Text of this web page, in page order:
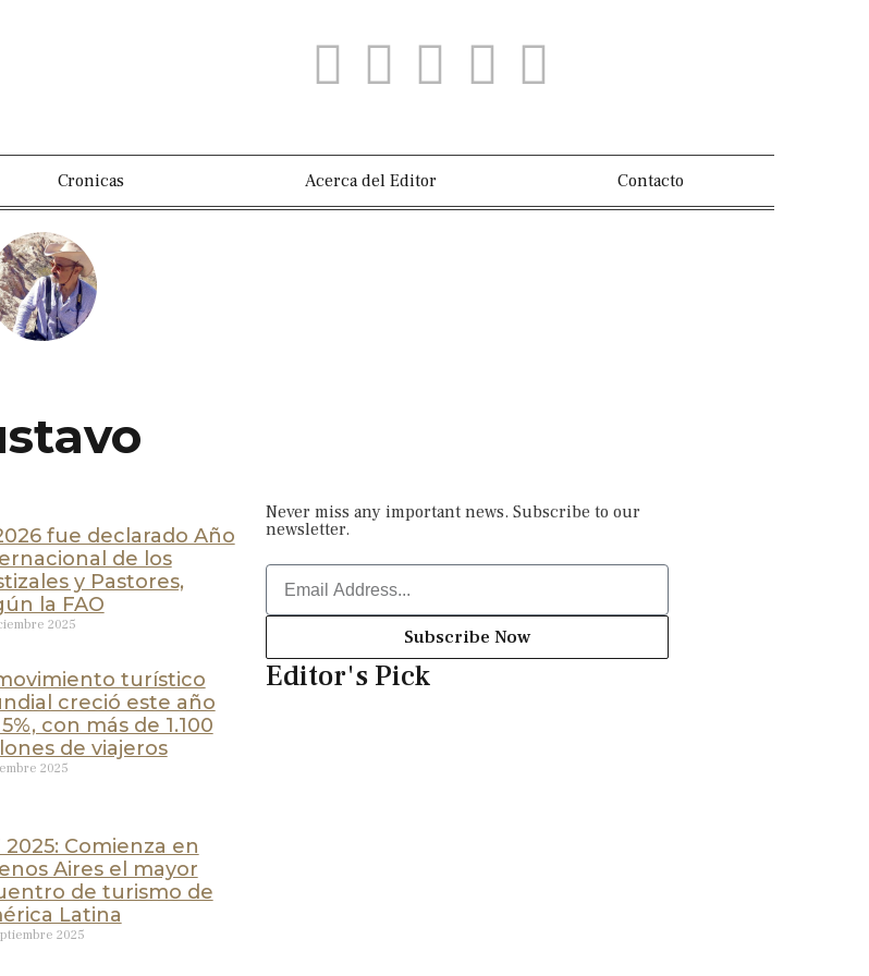
Cronicas Acerca del Editor Contacto
fue declarado Año
de los
y Pastores,
la FAO
2025
turístico
creció este año
con más de 1.100
de viajeros
2025
2025: Comienza en
Aires el mayor
de turismo de
Latina
2025
Never miss any important news. Subscribe to our
newsletter.
Subscribe Now
Editor's Pick